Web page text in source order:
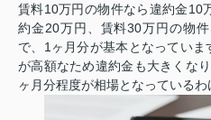
賃料10万円の物件なら違約金10
約金20万円、賃料30万円の物
で、1ヶ月分が基本となってい
が高額なため違約金も大きくな
ヶ月分程度が相場となっているわ